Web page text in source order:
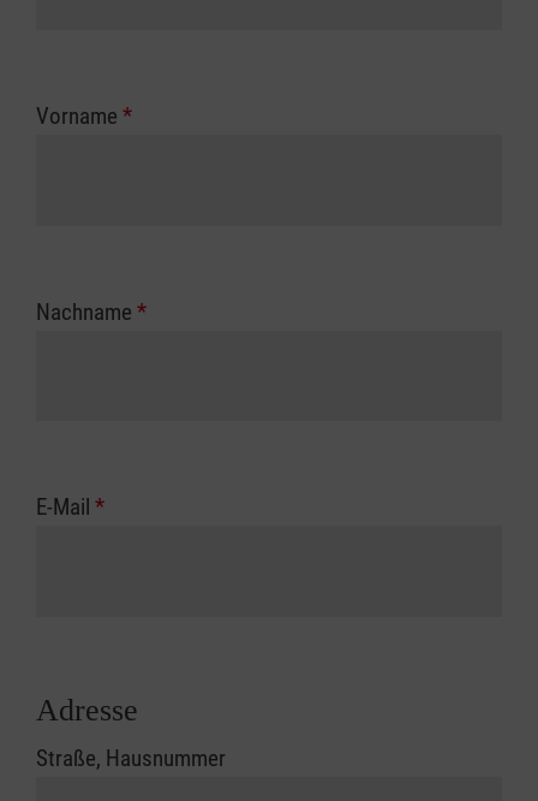
Vorname *
Nachname *
E-Mail *
Adresse
Straße, Hausnummer